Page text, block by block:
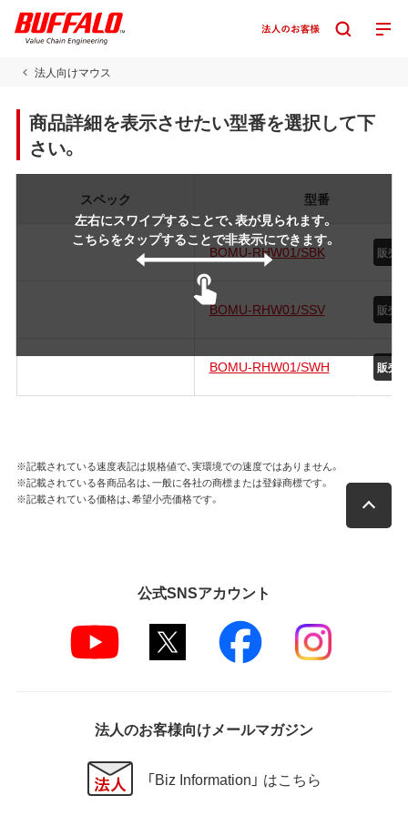
法人向けマウス
商品詳細を表示させたい型番を選択して下
さい。
左右にスワイプすることで、表が見られます。
こちらをタップすることで非表示にできます。
スペック 型番
BOMU-RHW01/SBK 販売
BOMU-RHW01/SSV 販売
BOMU-RHW01/SWH 販売
※記載されている速度表記は規格値で、実環境での速度ではありません。
※記載されている各商品名は、一般に各社の商標または登録商標です。
※記載されている価格は、希望小売価格です。
公式SNSアカウント
法人のお客様向けメールマガジン
「Biz Information」 はこちら